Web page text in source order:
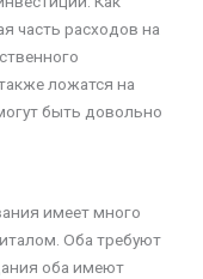
часть расходов на
ложатся на
быть довольно
имеет много
Оба требуют
оба имеют